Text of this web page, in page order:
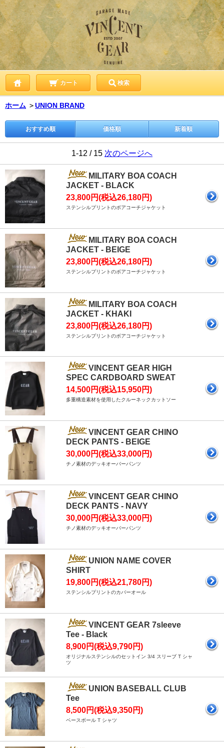
カート 検索
ホーム ＞UNION BRAND
おすすめ順 価格順 新着順
1-12 / 15 次のページへ
MILITARY BOA COACH
JACKET - BLACK
23,800円(税込26,180円)
ステンシルプリントのボアコーチジャケット
MILITARY BOA COACH
JACKET - BEIGE
23,800円(税込26,180円)
ステンシルプリントのボアコーチジャケット
MILITARY BOA COACH
JACKET - KHAKI
23,800円(税込26,180円)
ステンシルプリントのボアコーチジャケット
VINCENT GEAR HIGH
SPEC CARDBOARD SWEAT
14,500円(税込15,950円)
多重構造素材を使用したクルーネックカットソー
VINCENT GEAR CHINO
DECK PANTS - BEIGE
30,000円(税込33,000円)
チノ素材のデッキオーバーパンツ
VINCENT GEAR CHINO
DECK PANTS - NAVY
30,000円(税込33,000円)
チノ素材のデッキオーバーパンツ
UNION NAME COVER
SHIRT
19,800円(税込21,780円)
ステンシルプリントのカバーオール
VINCENT GEAR 7sleeve
Tee - Black
8,900円(税込9,790円)
オリジナルステンシルのセットイン 3/4 スリーブ T シャ
ツ
UNION BASEBALL CLUB
Tee
8,500円(税込9,350円)
ベースボール T シャツ